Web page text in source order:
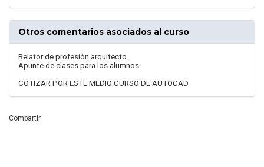
Otros comentarios asociados al curso
Relator de profesión arquitecto.
Apunte de clases para los alumnos.
COTIZAR POR ESTE MEDIO CURSO DE AUTOCAD
Compartir